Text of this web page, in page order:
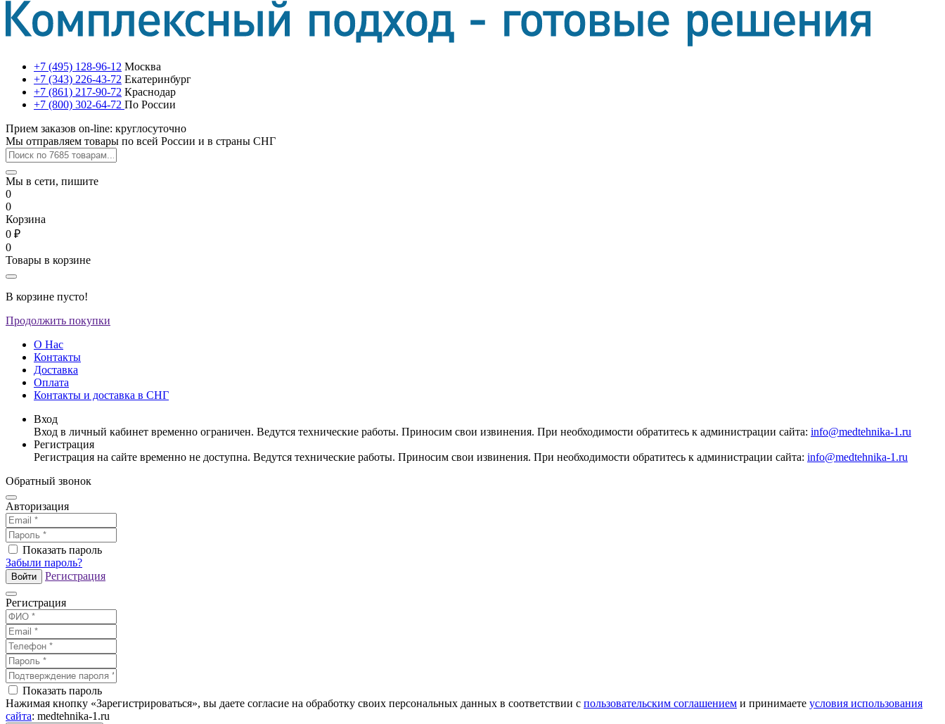
+7 (495) 128-96-12 Москва
+7 (343) 226-43-72 Екатеринбург
+7 (861) 217-90-72 Краснодар
+7 (800) 302-64-72 По России
Прием заказов on-line: круглосуточно
Мы отправляем товары по всей России и в страны СНГ
Мы в сети, пишите
0
0
Корзина
0 ₽
0
Товары в корзине
В корзине пусто!
Продолжить покупки
О Нас
Контакты
Доставка
Оплата
Контакты и доставка в СНГ
Вход
Вход в личный кабинет временно ограничен. Ведутся технические работы. Приносим свои извинения. При необходимости обратитесь к администрации сайта: info@medtehnika-1.ru
Регистрация
Регистрация на сайте временно не доступна. Ведутся технические работы. Приносим свои извинения. При необходимости обратитесь к администрации сайта: info@medtehnika-1.ru
Обратный звонок
Авторизация
Показать пароль
Забыли пароль?
Войти Регистрация
Регистрация
Показать пароль
Нажимая кнопку «Зарегистрироваться», вы даете согласие на обработку своих персональных данных в соответствии с пользовательским соглашением и принимаете условия использования
сайта: medtehnika-1.ru